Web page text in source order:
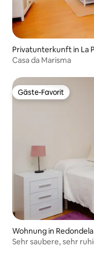
Privatunterkunft in La
tevedra
Casa da Marisma
Gäste-Favorit
Gäste-Favorit
Wohnung in Redondela
Sehr saubere, sehr